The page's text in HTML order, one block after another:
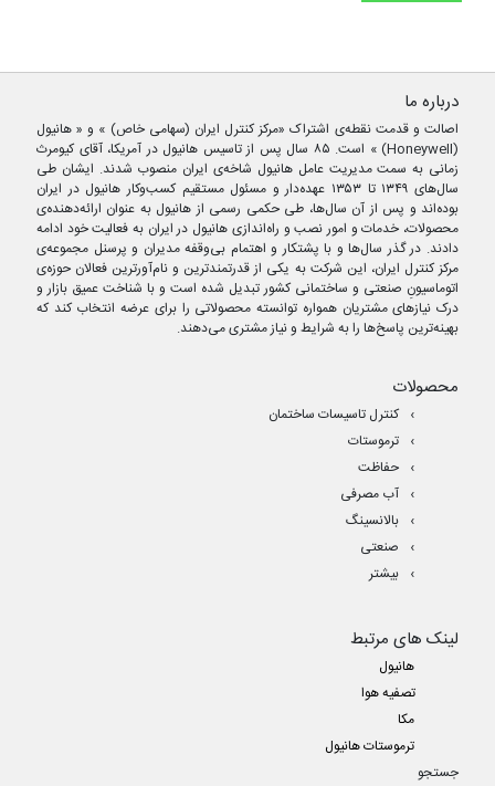
درباره ما
اصالت و قدمت نقطه‌ی اشتراک «مرکز کنترل ایران (سهامی خاص) » و « هانیول
(Honeywell) » است. ۸۵ سال پس از تاسیس هانیول در آمریکا، آقای کیومرث
زمانی به سمت مدیریت عامل هانیول شاخه‌ی ایران منصوب شدند. ایشان طی
سال‌های ۱۳۴۹ تا ۱۳۵۳ عهده‌دار و مسئول مستقیم کسب‌وکار هانیول در ایران
بوده‌اند و پس از آن سال‌ها، طی حکمی رسمی از هانیول به عنوان ارائه‌دهنده‌ی
محصولات، خدمات و امور نصب و راه‌اندازی هانیول در ایران به فعالیت خود ادامه
دادند. در گذر سال‌ها و با پشتکار و اهتمام بی‌وقفه مدیران و پرسنل مجموعه‌ی
مرکز کنترل ایران، این شرکت به یکی از قدرتمندترین و نام‌آورترین فعالان حوزه‌ی
اتوماسیونِ صنعتی و ساختمانی کشور تبدیل شده است و با شناخت عمیق بازار و
درک نیازهای مشتریان همواره توانسته محصولاتی را برای عرضه انتخاب کند که
بهینه‌ترین پاسخ‌ها را به شرایط و نیاز مشتری می‌دهند.
محصولات
کنترل تاسیسات ساختمان
ترموستات
حفاظت
آب مصرفی
بالانسینگ
صنعتی
بیشتر
لینک های مرتبط
هانیول
تصفیه هوا
مکا
ترموستات هانیول
جستجو